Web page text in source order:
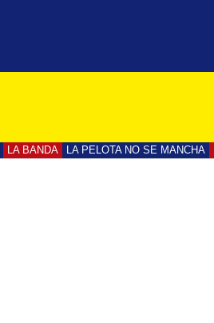
LA BANDA LA PELOTA NO SE MANCHA